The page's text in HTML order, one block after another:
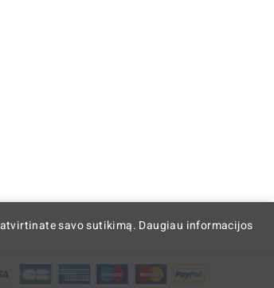
savo sutikimą. Daugiau informacijos